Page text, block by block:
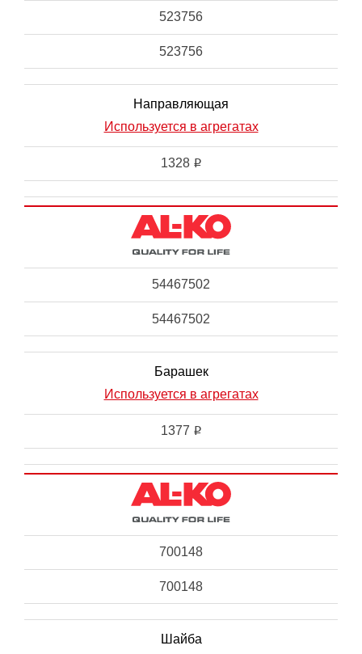
523756
523756
Направляющая
Используется в агрегатах
1328 i
54467502
54467502
Барашек
Используется в агрегатах
1377 i
700148
700148
Шайба